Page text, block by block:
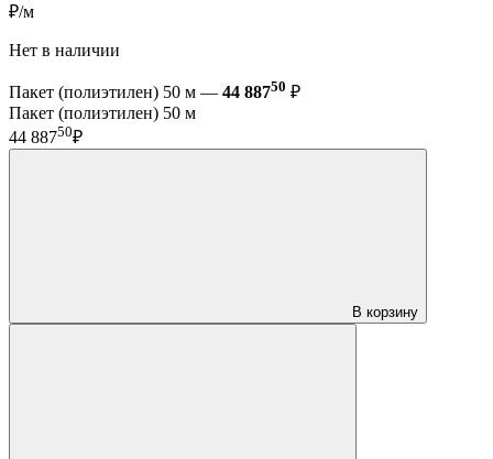
₽/м
Нет в наличии
Пакет (полиэтилен) 50 м — 44 88750 ₽
Пакет (полиэтилен) 50 м
44 88750₽
В корзину